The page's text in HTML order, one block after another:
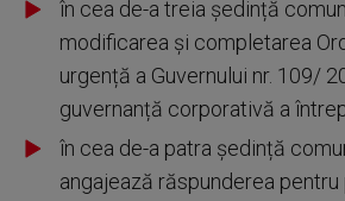
în cea de-a treia ședință
modificarea și completarea
urgență a Guvernului nr. 109/
guvernanță corporativă a
în cea de-a patra ședință
angajează răspunderea